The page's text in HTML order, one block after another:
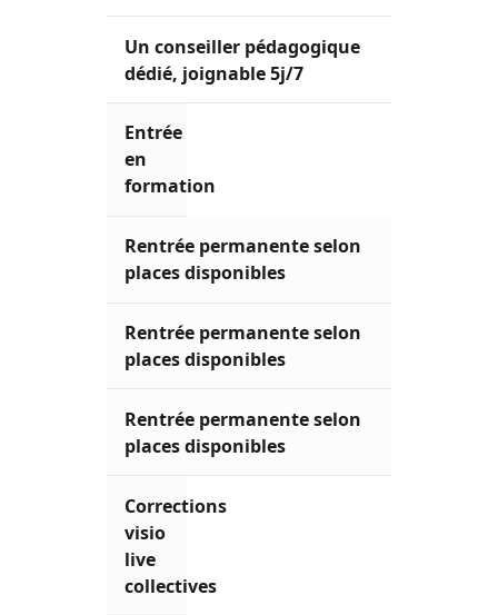
Un conseiller pédagogique
dédié, joignable 5j/7
Entrée
en
formation
Rentrée permanente selon
places disponibles
Rentrée permanente selon
places disponibles
Rentrée permanente selon
places disponibles
Corrections
visio
live
collectives